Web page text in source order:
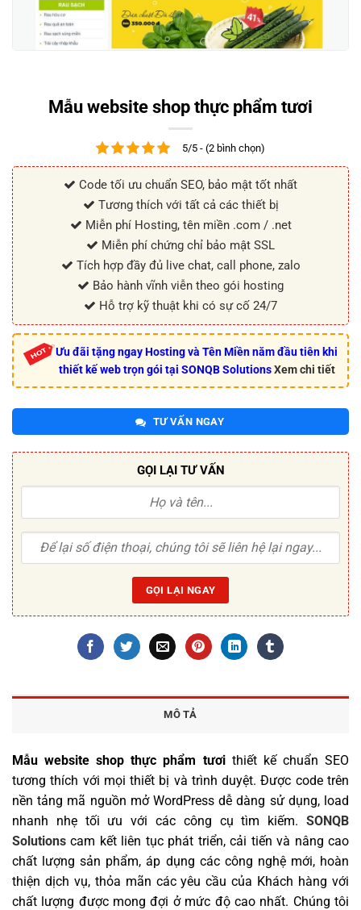
Mẫu website shop thực phẩm tươi
5/5 - (2 bình chọn)
Code tối ưu chuẩn SEO, bảo mật tốt nhất
Tương thích với tất cả các thiết bị
Miễn phí Hosting, tên miền .com / .net
Miễn phí chứng chỉ bảo mật SSL
Tích hợp đầy đủ live chat, call phone, zalo
Bảo hành vĩnh viễn theo gói hosting
Hỗ trợ kỹ thuật khi có sự cố 24/7
Ưu đãi tặng ngay Hosting và Tên Miền năm đầu tiên khi
thiết kế web trọn gói tại SONQB SolutionsXem chi tiết
TƯ VẤN NGAY
GỌI LẠI TƯ VẤN
MÔ TẢ
Mẫu website shop thực phẩm tươithiết kế chuẩn SEO
tương thích với mọi thiết bị và trình duyệt. Được code trên
nền tảng mã nguồn mở WordPress dễ dàng sử dụng, load
nhanh nhẹ tối ưu với các công cụ tìm kiếm. SONQB
Solutions cam kết liên tục phát triển, cải tiến và nâng cao
chất lượng sản phẩm, áp dụng các công nghệ mới, hoàn
thiện dịch vụ, thỏa mãn các yêu cầu của Khách hàng với
chất lượng được mong đợi ở mức độ cao nhất. Chúng tôi